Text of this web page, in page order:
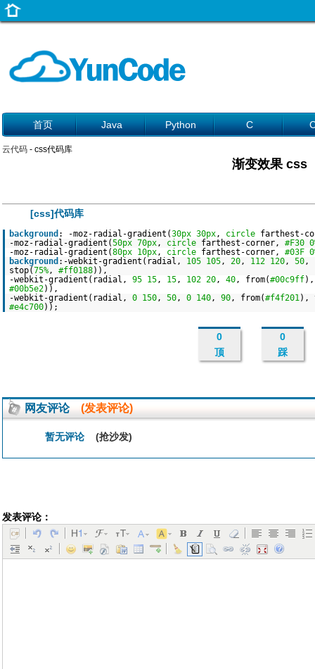
首页 Java Python C
云代码 - css代码库
渐变效果 css
[css]代码库
background : -moz-radial-gradient(30px 30px, circle farthest-
-moz-radial-gradient(50px 70px, circle farthest-corner, #F30
-moz-radial-gradient(80px 10px, circle farthest-corner, #03F
background :-webkit-gradient(radial, 105 105, 20, 112 120, 50,
stop(75%, #ff0188)),
-webkit-gradient(radial, 95 15, 15, 102 20, 40, from(#00c9ff),
#00b5e2)),
-webkit-gradient(radial, 0 150, 50, 0 140, 90, from(#f4f201),
#e4c700));
0
顶
0
踩
网友评论 (发表评论)
暂无评论 (抢沙发)
发表评论：